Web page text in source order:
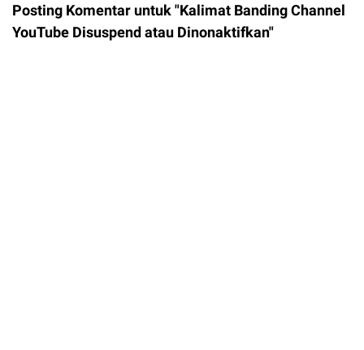
Posting Komentar untuk "Kalimat Banding Channel
YouTube Disuspend atau Dinonaktifkan"